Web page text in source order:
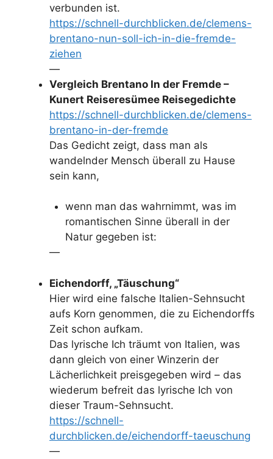
verbunden ist.
https://schnell-durchblicken.de/clemens-
brentano-nun-soll-ich-in-die-fremde-
ziehen
—
Vergleich Brentano In der Fremde –
Kunert Reiseresümee Reisegedichte
https://schnell-durchblicken.de/clemens-
brentano-in-der-fremde
Das Gedicht zeigt, dass man als
wandelnder Mensch überall zu Hause
sein kann,
wenn man das wahrnimmt, was im
romantischen Sinne überall in der
Natur gegeben ist:
—
Eichendorff, „Täuschung“
Hier wird eine falsche Italien-Sehnsucht
aufs Korn genommen, die zu Eichendorffs
Zeit schon aufkam.
Das lyrische Ich träumt von Italien, was
dann gleich von einer Winzerin der
Lächerlichkeit preisgegeben wird – das
wiederum befreit das lyrische Ich von
dieser Traum-Sehnsucht.
https://schnell-
durchblicken.de/eichendorff-taeuschung
—